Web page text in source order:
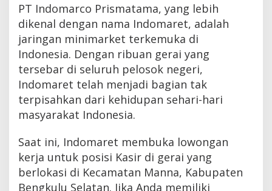
PT Indomarco Prismatama, yang lebih
dikenal dengan nama Indomaret, adalah
jaringan minimarket terkemuka di
Indonesia. Dengan ribuan gerai yang
tersebar di seluruh pelosok negeri,
Indomaret telah menjadi bagian tak
terpisahkan dari kehidupan sehari-hari
masyarakat Indonesia.
Saat ini, Indomaret membuka lowongan
kerja untuk posisi Kasir di gerai yang
berlokasi di Kecamatan Manna, Kabupaten
Bengkulu Selatan. Jika Anda memiliki